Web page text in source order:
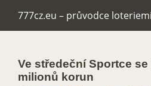
777cz.eu – průvodce loteriemi
Ve středeční Sportce se
milionů korun